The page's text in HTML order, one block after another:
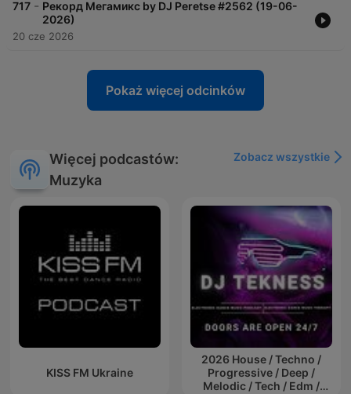
717 - Рекорд Мегамикс by DJ Peretse #2562 (19-06-
2026)
20 cze 2026
Pokaż więcej odcinków
Więcej podcastów:
Muzyka
Zobacz wszystkie
KISS FM Ukraine
2026 House / Techno /
Progressive / Deep /
Melodic / Tech / Edm /